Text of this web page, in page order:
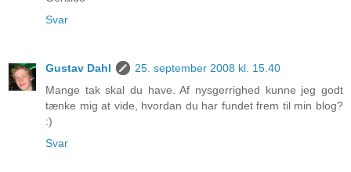
Svar
Gustav Dahl
25. september 2008 kl. 15.40
Mange tak skal du have. Af nysgerrighed kunne jeg godt
tænke mig at vide, hvordan du har fundet frem til min blog?
:)
Svar